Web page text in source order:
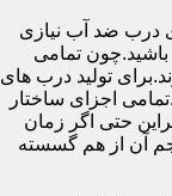
درب ضد آب نیازی
تمامی
تولید درب های
اجزای ساختار
حتی اگر زمان
آن از هم گسسته